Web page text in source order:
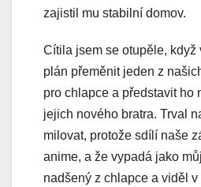
zajistil mu stabilní domov.
Cítila jsem se otupěle, když
plán přeměnit jeden z
pro chlapce a představit ho
jejich nového bratra. Trval
milovat, protože sdílí naše
anime, a že vypadá jako
nadšený z chlapce a viděl v